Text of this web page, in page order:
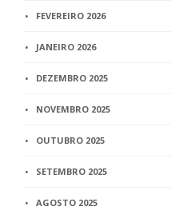
FEVEREIRO 2026
JANEIRO 2026
DEZEMBRO 2025
NOVEMBRO 2025
OUTUBRO 2025
SETEMBRO 2025
AGOSTO 2025